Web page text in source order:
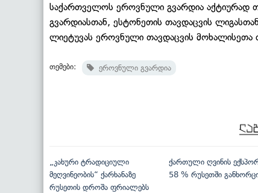
საქართველოს ეროვნული გვარდია აქტიურად
გვარდიასთან, ესტონეთის თავდაცვის
ლიეტუვას ეროვნული თავდაცვის მოხალისეთა
თემები: ეროვნული გვარდია
„კახური ტრადიციული
მეღვინეობის“ ქარხანაზე
რუსეთის დროშა ფრიალებს
ქართული ღვინის
58 % რუსეთში